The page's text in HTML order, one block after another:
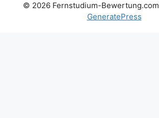
© 2026 Fernstudium-Bewertung.com
GeneratePress